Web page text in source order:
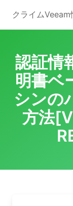
content
クライムVeeam
認証情
明書ベ
シンの
方法